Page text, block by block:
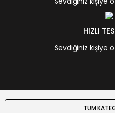
HIZLI
Sevdiğiniz kişiye
TÜM